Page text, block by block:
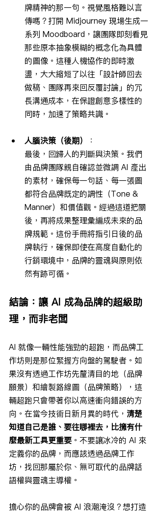
牌精神的那一句。視覺風格難以言
傳嗎？打開 Midjourney 現場生成一
系列 Moodboard，讓團隊即刻看見
那些原本抽象模糊的概念化為具體
的圖像。這種人機協作的即時激
盪，大大縮短了以往「設計師回去
做稿、團隊再來回反覆討論」的冗
長溝通成本，在保證創意多樣性的
同時，加速了策略共識。
人腦決策（後期）
：
最後，回歸人的判斷與決策。我們
由品牌團隊親自確認並微調 AI 產出
的素材，確保每一句話、每一張圖
都符合品牌既定的調性（Tone &
Manner）和價值觀。經過這道把關
後，再將成果整理彙編成未來的品
牌規範。這份手冊將指引日後的品
牌執行，確保即使在高度自動化的
行銷環境中，品牌的靈魂與原則依
然有跡可循。
結論：讓 AI 成為品牌的超級助
理，而非老闆
AI 就像一輛性能強勁的超跑，而品牌工
作坊則是那位緊握方向盤的駕駛者。如
果沒有透過工作坊先釐清目的地（品牌
願景）和繪製路線圖（品牌策略），這
輛超跑只會帶著你以高速衝向錯誤的方
向。在當今技術日新月異的時代， 清楚
知道自己是誰、要往哪裡去，比擁有什
麼最新工具更重要 。不要讓冰冷的 AI 來
定義你的品牌，而應該透過品牌工作
坊，找回那屬於你、無可取代的品牌話
語權與靈魂主導權。
擔心你的品牌會被 AI 浪潮淹沒？想打造